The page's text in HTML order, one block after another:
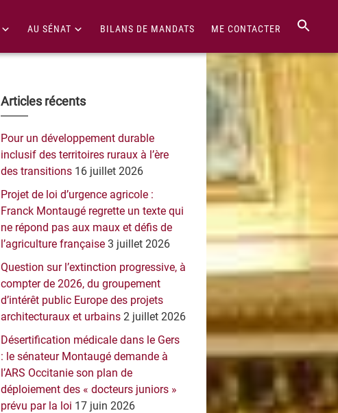
AU SÉNAT BILANS DE MANDATS ME CONTACTER
Barre
latérale
principale
Articles récents
Pour un développement durable
inclusif des territoires ruraux à l’ère
des transitions 16 juillet 2026
Projet de loi d’urgence agricole :
Franck Montaugé regrette un texte qui
ne répond pas aux maux et défis de
l’agriculture française 3 juillet 2026
Question sur l’extinction progressive, à
compter de 2026, du groupement
d’intérêt public Europe des projets
architecturaux et urbains 2 juillet 2026
Désertification médicale dans le Gers
: le sénateur Montaugé demande à
l’ARS Occitanie son plan de
déploiement des « docteurs juniors »
prévu par la loi 17 juin 2026